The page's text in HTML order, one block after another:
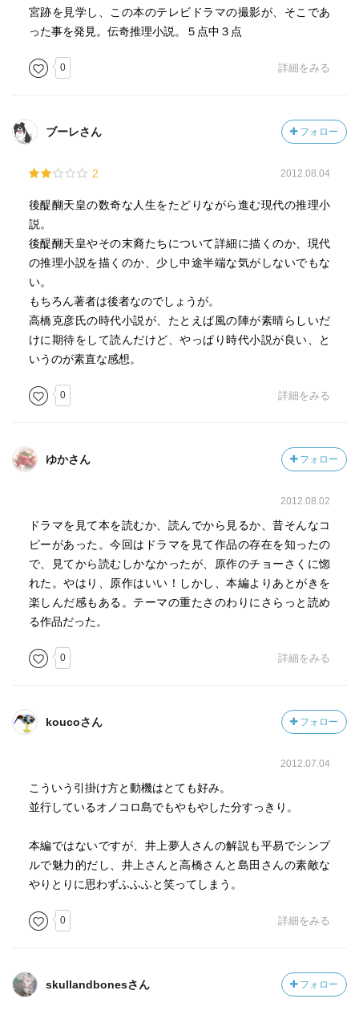
宮跡を見学し、この本のテレビドラマの撮影が、そこであ
った事を発見。伝奇推理小説。５点中３点
0 詳細をみる
ブーレさん フォロー
2 2012.08.04
後醍醐天皇の数奇な人生をたどりながら進む現代の推理小
説。
後醍醐天皇やその末裔たちについて詳細に描くのか、現代
の推理小説を描くのか、少し中途半端な気がしないでもな
い。
もちろん著者は後者なのでしょうが。
高橋克彦氏の時代小説が、たとえば風の陣が素晴らしいだ
けに期待をして読んだけど、やっぱり時代小説が良い、と
いうのが素直な感想。
0 詳細をみる
ゆかさん フォロー
2012.08.02
ドラマを見て本を読むか、読んでから見るか、昔そんなコ
ピーがあった。今回はドラマを見て作品の存在を知ったの
で、見てから読むしかなかったが、原作のチョーさくに惚
れた。やはり、原作はいい！しかし、本編よりあとがきを
楽しんだ感もある。テーマの重たさのわりにさらっと読め
る作品だった。
0 詳細をみる
koucoさん フォロー
2012.07.04
こういう引掛け方と動機はとても好み。
並行しているオノコロ島でもやもやした分すっきり。
本編ではないですが、井上夢人さんの解説も平易でシンプ
ルで魅力的だし、井上さんと高橋さんと島田さんの素敵な
やりとりに思わずふふふと笑ってしまう。
0 詳細をみる
skullandbonesさん フォロー